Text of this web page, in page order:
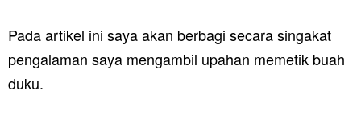
Pada artikel ini saya akan berbagi secara singakat
pengalaman saya mengambil upahan memetik buah
duku.